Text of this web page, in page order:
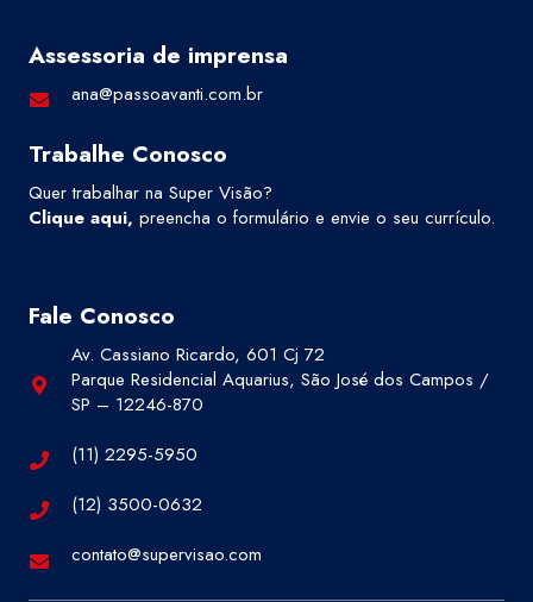
Assessoria de imprensa
ana@passoavanti.com.br
Trabalhe Conosco
Quer trabalhar na Super Visão?
Clique aqui, preencha o formulário e envie o seu currículo.
Fale Conosco
Av. Cassiano Ricardo, 601 Cj 72
Parque Residencial Aquarius, São José dos Campos /
SP – 12246-870
(11) 2295-5950
(12) 3500-0632
contato@supervisao.com